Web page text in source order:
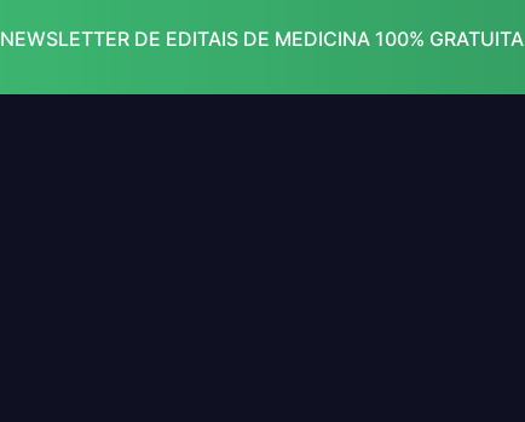
NEWSLETTER DE EDITAIS DE MEDICINA 100% GRATUITA